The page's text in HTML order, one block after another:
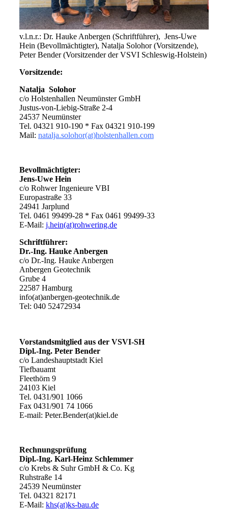
v.l.n.r.: Dr. Hauke Anbergen (Schriftführer), Jens-Uwe
Hein (Bevollmächtigter), Natalja Solohor (Vorsitzende),
Peter Bender (Vorsitzender der VSVI Schleswig-Holstein)
Vorsitzende:
Natalja Solohor
c/o Holstenhallen Neumünster GmbH
Justus-von-Liebig-Straße 2-4
24537 Neumünster
Tel. 04321 910-190 * Fax 04321 910-199
Mail: natalja.solohor(at)holstenhallen.com
Bevollmächtigter:
Jens-Uwe Hein
c/o Rohwer Ingenieure VBI
Europastraße 33
24941 Jarplund
Tel. 0461 99499-28 * Fax 0461 99499-33
E-Mail: j.hein(at)rohwering.de
Schriftführer:
Dr.-Ing. Hauke Anbergen
c/o Dr.-Ing. Hauke Anbergen
Anbergen Geotechnik
Grube 4
22587 Hamburg
info(at)anbergen-geotechnik.de
Tel: 040 52472934
Vorstandsmitglied aus der VSVI-SH
Dipl.-Ing. Peter Bender
c/o Landeshauptstadt Kiel
Tiefbauamt
Fleethörn 9
24103 Kiel
Tel. 0431/901 1066
Fax 0431/901 74 1066
E-mail: Peter.Bender(at)kiel.de
Rechnungsprüfung
Dipl.-Ing. Karl-Heinz Schlemmer
c/o Krebs & Suhr GmbH & Co. Kg
Ruhstraße 14
24539 Neumünster
Tel. 04321 82171
E-Mail: khs(at)ks-bau.de